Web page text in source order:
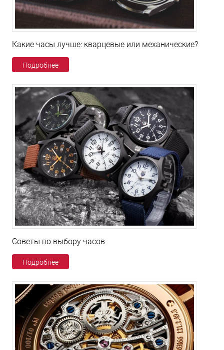
Какие часы лучше: кварцевые или механические?
Подробнее
Советы по выбору часов
Подробнее